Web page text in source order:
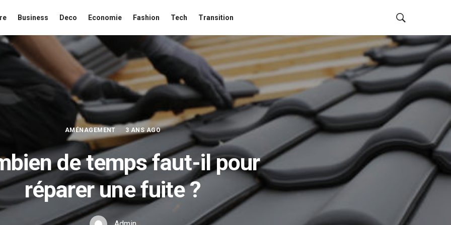
Business Deco Economie Fashion Tech Transition
AMÉNAGEMENT 3 ANS AGO
de temps faut-il pour
réparer une fuite ?